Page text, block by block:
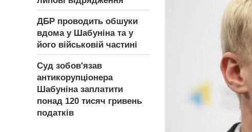
ДБР проводить обшуки
вдома у Шабуніна та у
його військовій частині
Суд зобов'язав
антикорупціонера
Шабуніна заплатити
понад 120 тисяч гривень
податків